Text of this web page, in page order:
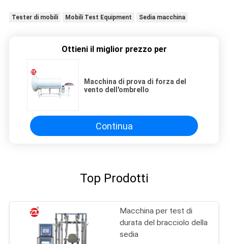
Tester di mobili Mobili Test Equipment Sedia macchina
Ottieni il miglior prezzo per
Macchina di prova di forza del
vento dell'ombrello
Continua
Top Prodotti
Macchina per test di
durata del bracciolo della
sedia